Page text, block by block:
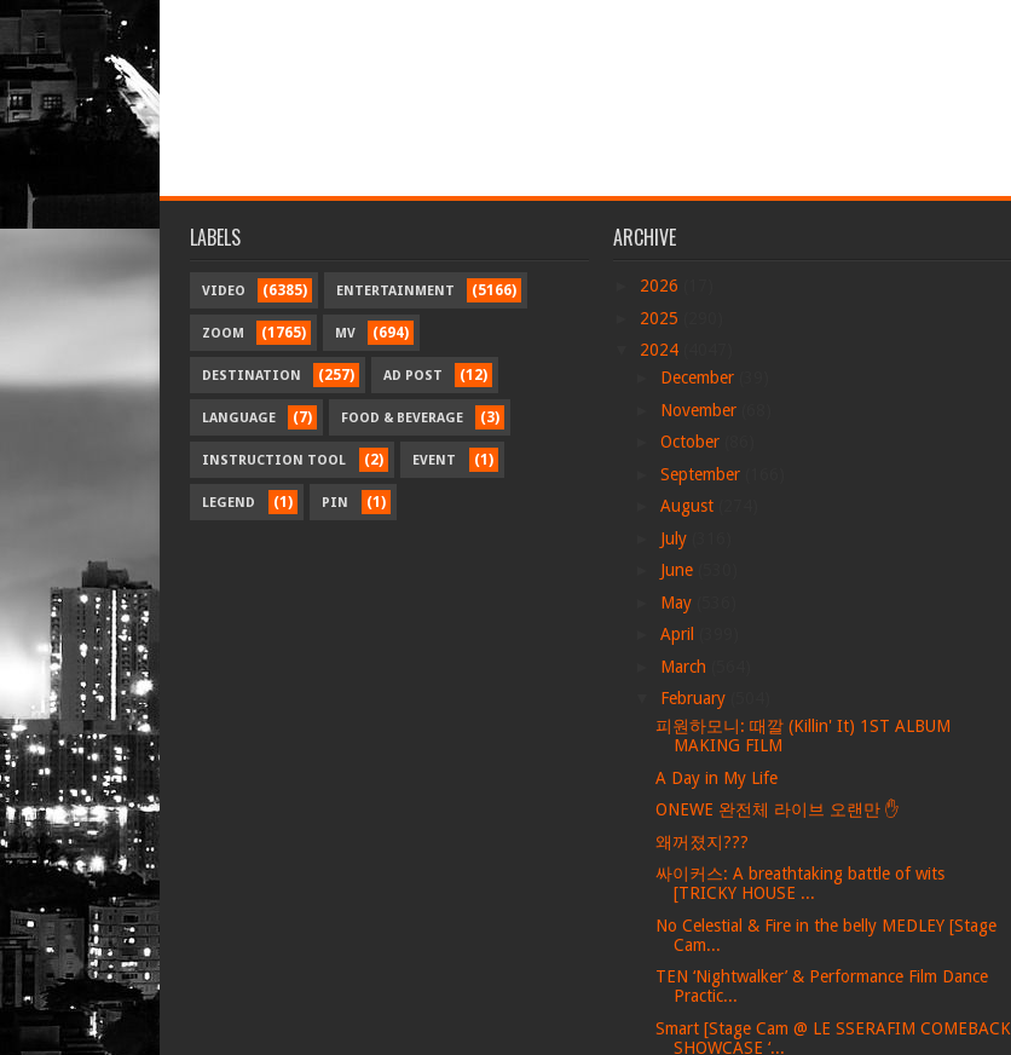
LABELS
VIDEO (6385) ENTERTAINMENT (5166)
ZOOM (1765) MV (694)
DESTINATION (257) AD POST (12)
LANGUAGE (7) FOOD & BEVERAGE (3)
INSTRUCTION TOOL (2) EVENT (1)
LEGEND (1) PIN (1)
ARCHIVE
2026
2025
2024
December
November
October
September
August
July
June
May
April
March
February
피원하모니: 때깔 (Killin' It) 1ST ALBUM
MAKING FILM
A Day in My Life
ONEWE 완전체 라이브 오랜만 ✋
왜꺼졌지???
싸이커스: A breathtaking battle of wits
[TRICKY HOUSE ...
No Celestial & Fire in the belly MEDLEY [Stage
Cam...
TEN ‘Nightwalker’ & Performance Film Dance
Practic...
Smart [Stage Cam @ LE SSERAFIM COMEBACK
SHOWCASE ‘...